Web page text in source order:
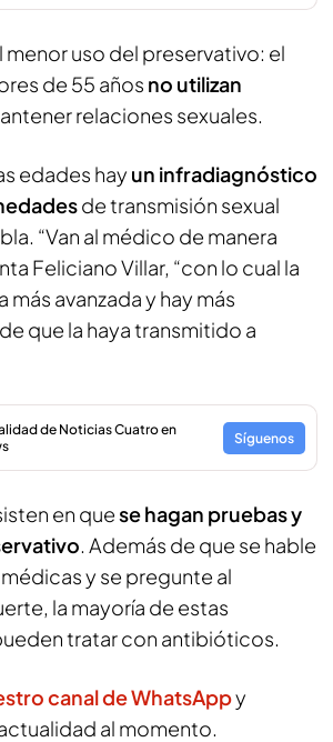
uso del preservativo: el
de 55 años no utilizan
relaciones sexuales.
edades hay un infradiagnóstico
de transmisión sexual
“Van al médico de manera
Feliciano Villar, “con lo cual la
avanzada y hay más
que la haya transmitido a
de Noticias Cuatro en
Síguenos
en quese hagan pruebas y
. Además de que se hable
y se pregunte al
la mayoría de estas
tratar con antibióticos.
canal de WhatsAppy
al momento.